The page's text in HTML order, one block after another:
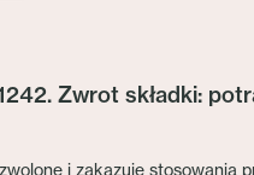
Zwrot składki:
i zakazuje stosowania